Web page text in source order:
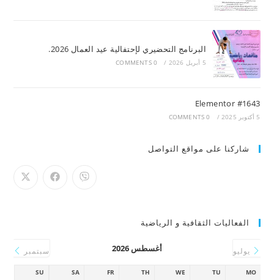
البرنامج التحضيري لإحتفالية عيد العمال 2026.
5 أبريل 2026 /
0 COMMENTS
Elementor #1643
5 أكتوبر 2025 /
0 COMMENTS
شاركنا على مواقع التواصل
الفعاليات الثقافية و الرياضية
يوليو أغسطس 2026 سبتمبر
MO
TU
WE
TH
FR
SA
SU